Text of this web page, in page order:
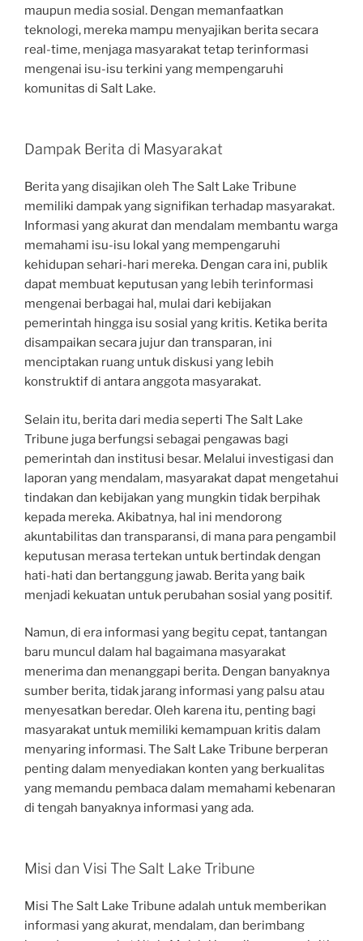
maupun media sosial. Dengan memanfaatkan
teknologi, mereka mampu menyajikan berita secara
real-time, menjaga masyarakat tetap terinformasi
mengenai isu-isu terkini yang mempengaruhi
komunitas di Salt Lake.
Dampak Berita di Masyarakat
Berita yang disajikan oleh The Salt Lake Tribune
memiliki dampak yang signifikan terhadap masyarakat.
Informasi yang akurat dan mendalam membantu warga
memahami isu-isu lokal yang mempengaruhi
kehidupan sehari-hari mereka. Dengan cara ini, publik
dapat membuat keputusan yang lebih terinformasi
mengenai berbagai hal, mulai dari kebijakan
pemerintah hingga isu sosial yang kritis. Ketika berita
disampaikan secara jujur dan transparan, ini
menciptakan ruang untuk diskusi yang lebih
konstruktif di antara anggota masyarakat.
Selain itu, berita dari media seperti The Salt Lake
Tribune juga berfungsi sebagai pengawas bagi
pemerintah dan institusi besar. Melalui investigasi dan
laporan yang mendalam, masyarakat dapat mengetahui
tindakan dan kebijakan yang mungkin tidak berpihak
kepada mereka. Akibatnya, hal ini mendorong
akuntabilitas dan transparansi, di mana para pengambil
keputusan merasa tertekan untuk bertindak dengan
hati-hati dan bertanggung jawab. Berita yang baik
menjadi kekuatan untuk perubahan sosial yang positif.
Namun, di era informasi yang begitu cepat, tantangan
baru muncul dalam hal bagaimana masyarakat
menerima dan menanggapi berita. Dengan banyaknya
sumber berita, tidak jarang informasi yang palsu atau
menyesatkan beredar. Oleh karena itu, penting bagi
masyarakat untuk memiliki kemampuan kritis dalam
menyaring informasi. The Salt Lake Tribune berperan
penting dalam menyediakan konten yang berkualitas
yang memandu pembaca dalam memahami kebenaran
di tengah banyaknya informasi yang ada.
Misi dan Visi The Salt Lake Tribune
Misi The Salt Lake Tribune adalah untuk memberikan
informasi yang akurat, mendalam, dan berimbang